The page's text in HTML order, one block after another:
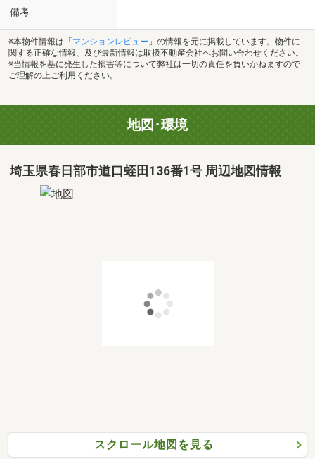
備考
※本物件情報は「 マンションレビュー 」の情報を元に掲載しています。物件に
関する正確な情報、及び最新情報は取扱不動産会社へお問い合わせください。
※当情報を基に発生した損害等について弊社は一切の責任を負いかねますので
ご理解の上ご利用ください。
地図･環境
埼玉県春日部市道口蛭田136番1号 周辺地図情報
スクロール地図を見る